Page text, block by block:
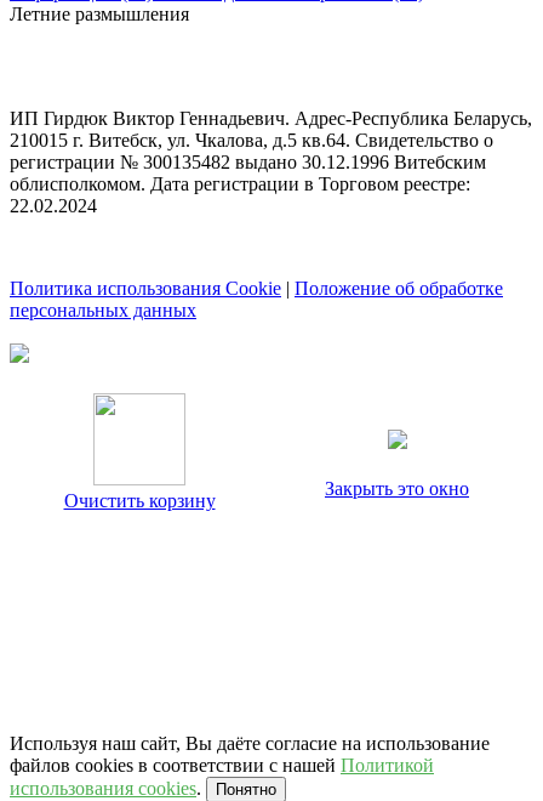
Летние размышления
ИП Гирдюк Виктор Геннадьевич. Адрес-Республика Беларусь,
210015 г. Витебск, ул. Чкалова, д.5 кв.64. Свидетельство о
регистрации № 300135482 выдано 30.12.1996 Витебским
облисполкомом. Дата регистрации в Торговом реестре:
22.02.2024
Политика использования Cookie | Положение об обработке
персональных данных
Очистить корзину
Закрыть это окно
Используя наш сайт, Вы даёте согласие на использование
файлов cookies в соответствии с нашей Политикой
использования cookies. Понятно